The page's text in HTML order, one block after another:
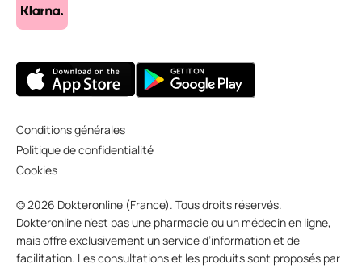
Conditions générales
Politique de confidentialité
Cookies
© 2026 Dokteronline (France). Tous droits réservés.
Dokteronline n’est pas une pharmacie ou un médecin en ligne,
mais offre exclusivement un service d’information et de
facilitation. Les consultations et les produits sont proposés par